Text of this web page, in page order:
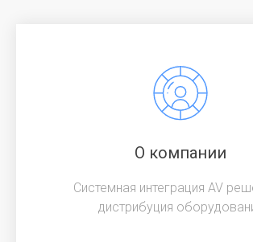
О компании
Системная интеграция AV
дистрибуция